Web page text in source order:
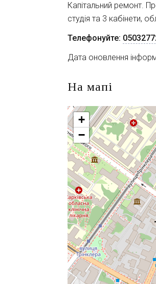
Капітальний ремонт.
студія та 3 кабінети,
Телефонуйте:
Дата оновлення
На мапі
+
−